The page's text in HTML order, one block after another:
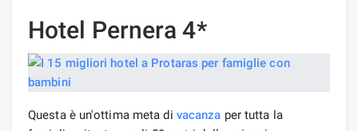
Hotel Pernera 4*
Questa è un'ottima meta di vacanza per tutta la